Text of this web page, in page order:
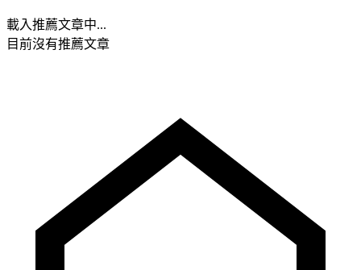
載入推薦文章中...
目前沒有推薦文章